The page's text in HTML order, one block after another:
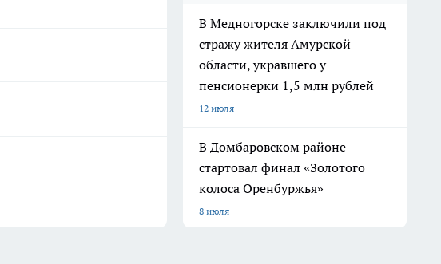
В Медногорске заключили под
стражу жителя Амурской
области, укравшего у
пенсионерки 1,5 млн рублей
12 июля
В Домбаровском районе
стартовал финал «Золотого
колоса Оренбуржья»
8 июля